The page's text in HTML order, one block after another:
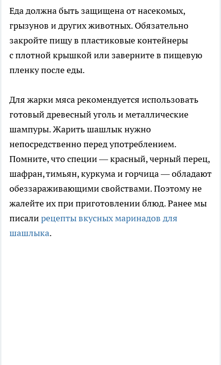
Еда должна быть защищена от насекомых,
грызунов и других животных. Обязательно
закройте пищу в пластиковые контейнеры
с плотной крышкой или заверните в пищевую
пленку после еды.
Для жарки мяса рекомендуется использовать
готовый древесный уголь и металлические
шампуры. Жарить шашлык нужно
непосредственно перед употреблением.
Помните, что специи — красный, черный перец,
шафран, тимьян, куркума и горчица — обладают
обеззараживающими свойствами. Поэтому не
жалейте их при приготовлении блюд. Ранее мы
писалирецепты вкусных маринадов для
шашлыка.